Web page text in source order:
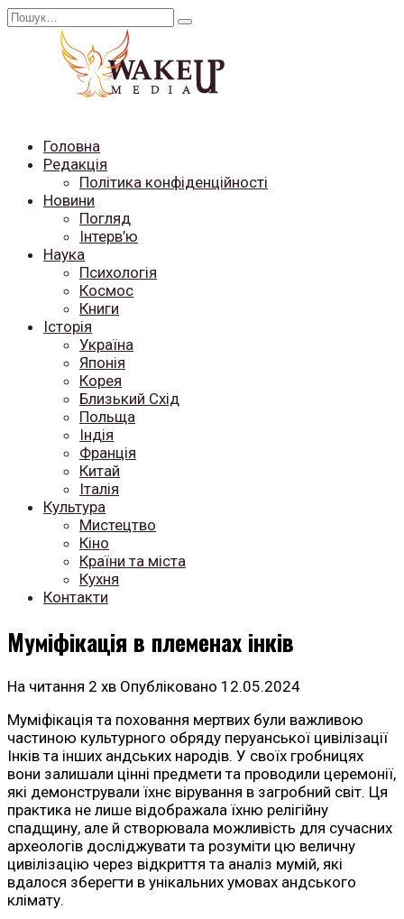
Перейти
Search
Головна
Редакція
Політика конфіденційності
Новини
Погляд
Інтерв’ю
Наука
Психологія
Космос
Книги
Історія
Україна
Японія
Корея
Близький Схід
Польща
Індія
Франція
Китай
Італія
Культура
Мистецтво
Кіно
Країни та міста
Кухня
Контакти
Муміфікація в племенах інків
На читання 2 хв Опубліковано 12.05.2024
Муміфікація та поховання мертвих були важливою
частиною культурного обряду перуанської цивілізації
Інків та інших андських народів. У своїх гробницях
вони залишали цінні предмети та проводили церемонії,
які демонстрували їхнє вірування в загробний світ. Ця
практика не лише відображала їхню релігійну
спадщину, але й створювала можливість для сучасних
археологів досліджувати та розуміти цю величну
цивілізацію через відкриття та аналіз мумій, які
вдалося зберегти в унікальних умовах андського
клімату.